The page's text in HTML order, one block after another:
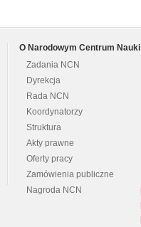
O Narodowym Centrum Nauki
Zadania NCN
Dyrekcja
Rada NCN
Koordynatorzy
Struktura
Akty prawne
Oferty pracy
Zamówienia publiczne
Nagroda NCN